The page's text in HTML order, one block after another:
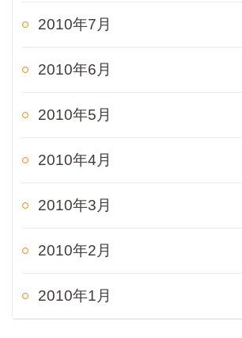
2010年7月
2010年6月
2010年5月
2010年4月
2010年3月
2010年2月
2010年1月